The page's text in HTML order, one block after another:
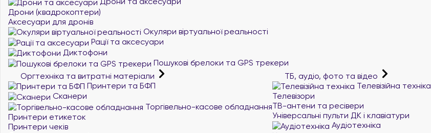
Дрони (квадрокоптери)
Аксесуари для дронів
Окуляри віртуальної реальності
Рації та аксесуари
Диктофони
Пошукові брелоки та GPS трекери
Оргтехніка та витратні матеріали
Принтери та БФП
Сканери
Торгівельно-касове обладнання
Принтери етикеток
Принтери чеків
ТБ, аудіо, фото та відео
Телевізійна техніка
Телевізори
ТВ-антени та ресівери
Універсальні пульти ДК і клавіатури
Аудіотехніка